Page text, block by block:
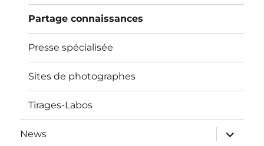
Partage connaissances
Presse spécialisée
Sites de photographes
Tirages-Labos
News
ouvrir
le